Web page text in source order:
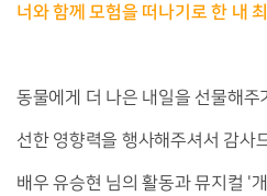
너와 함께 모험을 떠나기로 한 내
동물에게 더 나은 내일을 선물해주
선한 영향력을 행사해주셔서 감사
배우 유승현 님의 활동과 뮤지컬 '